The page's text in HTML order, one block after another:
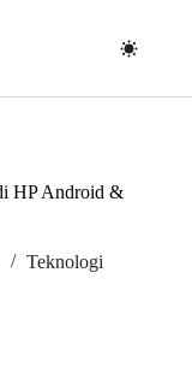
HP Android &
Teknologi